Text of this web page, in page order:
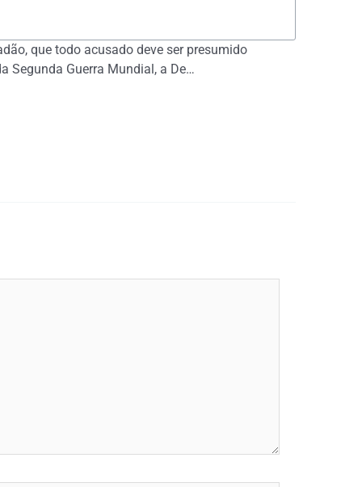
que todo acusado deve ser presumido
Segunda Guerra Mundial, a De…